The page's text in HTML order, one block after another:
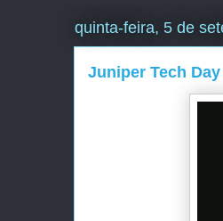
quinta-feira, 5 de
Juniper Tech